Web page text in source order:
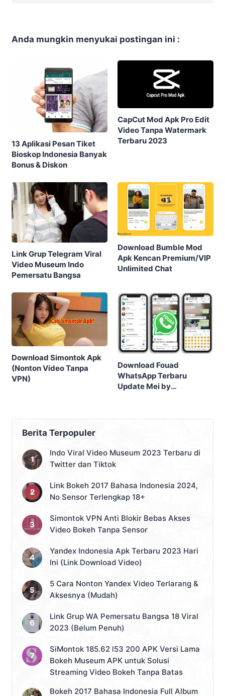
Anda mungkin menyukai postingan ini :
13 Aplikasi Pesan Tiket
Bioskop Indonesia Banyak
Bonus & Diskon
CapCut Mod Apk Pro Edit
Video Tanpa Watermark
Terbaru 2023
Link Grup Telegram Viral
Video Museum Indo
Pemersatu Bangsa
Download Bumble Mod
Apk Kencan Premium/VIP
Unlimited Chat
Download Simontok Apk
(Nonton Video Tanpa
VPN)
Download Fouad
WhatsApp Terbaru
Update Mei by
Berita Terpopuler
Indo Viral Video Museum 2023 Terbaru di
Twitter dan Tiktok
Link Bokeh 2017 Bahasa Indonesia 2024,
No Sensor Terlengkap 18+
Simontok VPN Anti Blokir Bebas Akses
Video Bokeh Tanpa Sensor
Yandex Indonesia Apk Terbaru 2023 Hari
Ini (Link Download Video)
5 Cara Nonton Yandex Video Terlarang &
Aksesnya (Mudah)
Link Grup WA Pemersatu Bangsa 18 Viral
2023 (Belum Penuh)
SiMontok 185.62 l53 200 APK Versi Lama
Bokeh Museum APK untuk Solusi
Streaming Video Bokeh Tanpa Batas
Bokeh 2017 Bahasa Indonesia Full Album